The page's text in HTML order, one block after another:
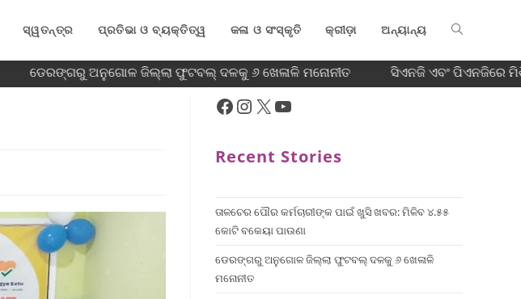
ସ୍ୱତନ୍ତ୍ର ପ୍ରତିଭା ଓ ବ୍ୟକ୍ତିତ୍ୱ କଳା ଓ ସଂସ୍କୃତି କ୍ରୀଡ଼ା ଅନ୍ୟାନ୍ୟ
ଡେରଙ୍ଗରୁ ଅନୁଗୋଳ ଜିଲ୍ଲା ଫୁଟବଲ୍ ଦଳକୁ ୬ ଖେଳାଳି ମନୋନୀତ ସିଏନଜି ଏବଂ ପିଏନଜିରେ
Recent Stories
ତାଳଚେର ପୌର କର୍ମଚାରୀଙ୍କ ପାଇଁ ଖୁସି ଖବର: ମିଳିବ ୪.୫୫
କୋଟି ବକେୟା ପାଉଣା
ଡେରଙ୍ଗରୁ ଅନୁଗୋଳ ଜିଲ୍ଲା ଫୁଟବଲ୍ ଦଳକୁ ୬ ଖେଳାଳି
ମନୋନୀତ